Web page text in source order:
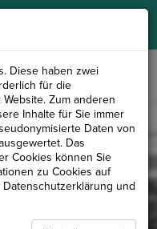
Diese haben zwei
für die
Zum anderen
Inhalte für Sie immer
Daten von
Das
Cookies können Sie
zu Cookies auf
Datenschutzerklärung und